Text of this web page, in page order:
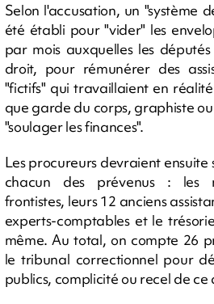
Selon l'accusation, un "système
été établi pour "vider" les
par mois auxquelles les
droit, pour rémunérer des
"fictifs" qui travaillaient en
que garde du corps, graphiste
"soulager les finances".
Les procureurs devraient ensuite
chacun des prévenus : les
frontistes, leurs 12 anciens
experts-comptables et le
même. Au total, on compte 26
le tribunal correctionnel pour
publics, complicité ou recel de ce